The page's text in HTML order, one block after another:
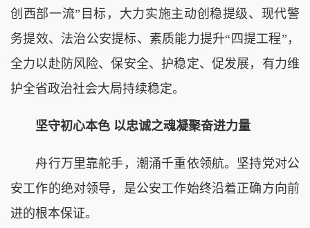
创西部一流”目标，大力实施主动创稳提级、现代警
务提效、法治公安提标、素质能力提升“四提工程”，
全力以赴防风险、保安全、护稳定、促发展，有力维
护全省政治社会大局持续稳定。
坚守初心本色 以忠诚之魂凝聚奋进力量
舟行万里靠舵手，潮涌千重依领航。坚持党对公
安工作的绝对领导，是公安工作始终沿着正确方向前
进的根本保证。